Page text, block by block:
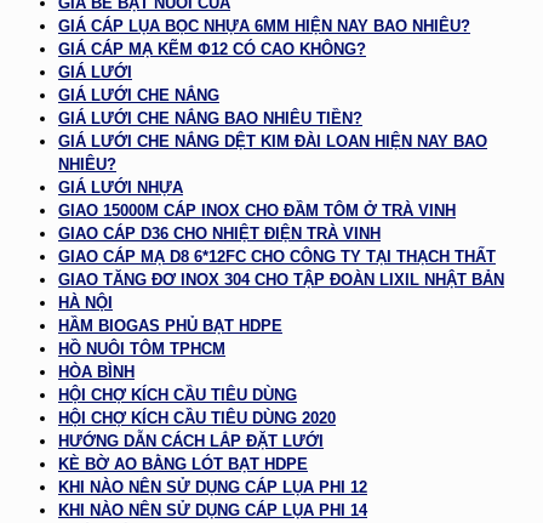
GIÁ CÁP LỤA BỌC NHỰA 6MM HIỆN NAY BAO NHIÊU?
GIÁ CÁP MẠ KẼM Φ12 CÓ CAO KHÔNG?
GIÁ LƯỚI
GIÁ LƯỚI CHE NẮNG
GIÁ LƯỚI CHE NẮNG BAO NHIÊU TIỀN?
GIÁ LƯỚI CHE NẮNG DỆT KIM ĐÀI LOAN HIỆN NAY BAO
NHIÊU?
GIÁ LƯỚI NHỰA
GIAO 15000M CÁP INOX CHO ĐẦM TÔM Ở TRÀ VINH
GIAO CÁP D36 CHO NHIỆT ĐIỆN TRÀ VINH
GIAO CÁP MẠ D8 6*12FC CHO CÔNG TY TẠI THẠCH THẤT
GIAO TĂNG ĐƠ INOX 304 CHO TẬP ĐOÀN LIXIL NHẬT BẢN
HÀ NỘI
HẦM BIOGAS PHỦ BẠT HDPE
HỒ NUÔI TÔM TPHCM
HÒA BÌNH
HỘI CHỢ KÍCH CẦU TIÊU DÙNG
HỘI CHỢ KÍCH CẦU TIÊU DÙNG 2020
HƯỚNG DẪN CÁCH LẮP ĐẶT LƯỚI
KÈ BỜ AO BẰNG LÓT BẠT HDPE
KHI NÀO NÊN SỬ DỤNG CÁP LỤA PHI 12
KHI NÀO NÊN SỬ DỤNG CÁP LỤA PHI 14